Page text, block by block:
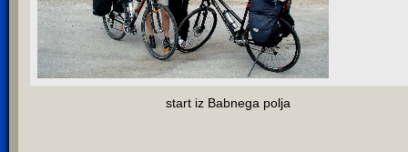
start iz Babnega polja